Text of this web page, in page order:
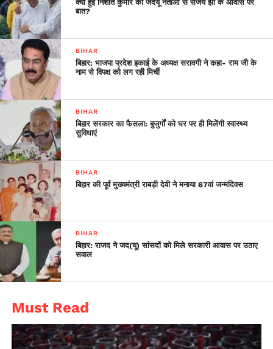
शिमला आए हैं। उन्होंने पूर्व मुख्यमंत्री वीरभद्र सिंह से भी शुक्रवार को
उनके आवास पर जाकर मुलाकात की। शुक्ला ने बृहस्पतिवार को पूर्व मंत्री
विद्या स्ट्रोक्स से मुलाकात की थी।
क्या हुई निशांत कुमार की जदयू नेताओं से संजय झा के आवास पर
बात?
BIHAR
बिहार: भाजपा प्रदेश इकाई के अध्यक्ष सरावगी ने कहा- राम जी के
नाम से विपक्ष को लग रही मिर्ची
BIHAR
बिहार सरकार का फैसला: बुजुर्गों को घर पर ही मिलेंगी स्वास्थ्य
सुविधाएं
BIHAR
बिहार की पूर्व मुख्यमंत्री राबड़ी देवी ने मनाया 67वां जन्मदिवस
BIHAR
बिहार: राजद ने जद(यू) सांसदों को मिले सरकारी आवास पर उठाए
सवाल
Must Read